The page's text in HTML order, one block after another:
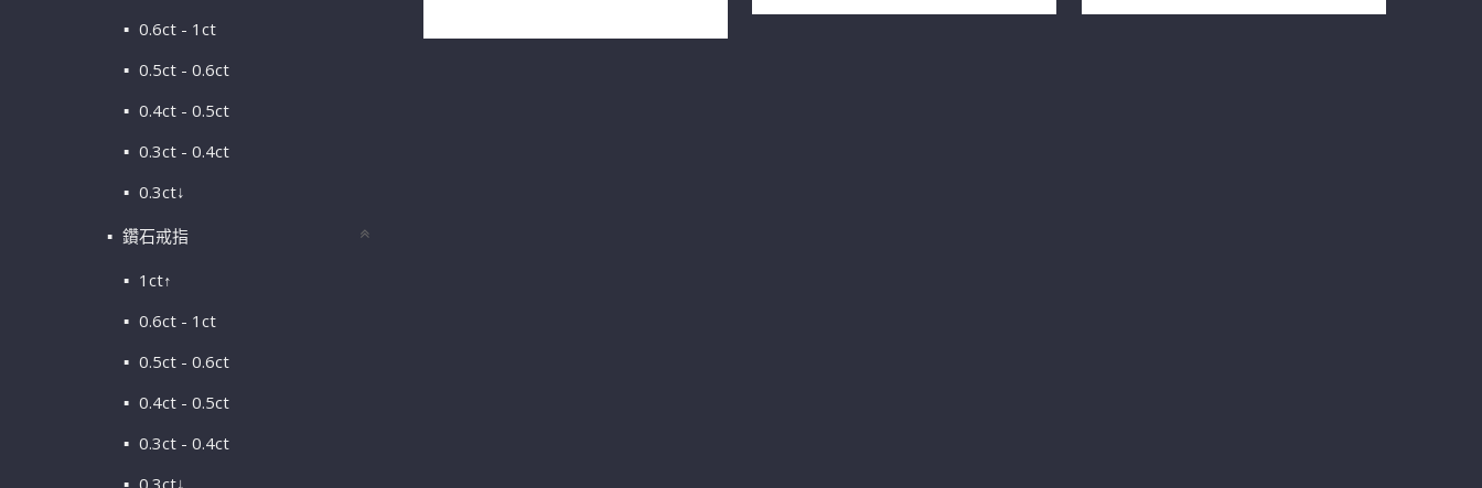
0.6ct - 1ct
0.5ct - 0.6ct
0.4ct - 0.5ct
0.3ct - 0.4ct
0.3ct↓
鑽石戒指
1ct↑
0.6ct - 1ct
0.5ct - 0.6ct
0.4ct - 0.5ct
0.3ct - 0.4ct
0.3ct↓